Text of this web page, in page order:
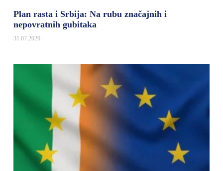
Plan rasta i Srbija: Na rubu značajnih i
nepovratnih gubitaka
31.07.2026